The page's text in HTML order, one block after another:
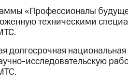
«Профессионалы
техническими
долгосрочная
исследовательскую